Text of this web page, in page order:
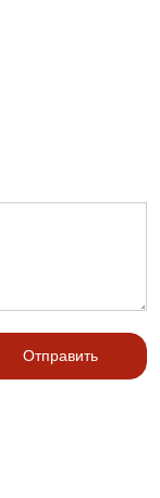
Отправить